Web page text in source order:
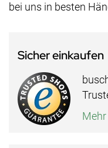
bei uns in besten
Sicher einkaufen